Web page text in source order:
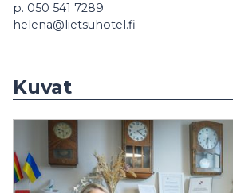
p. 050 541 7289
helena@lietsuhotel.fi
Kuvat